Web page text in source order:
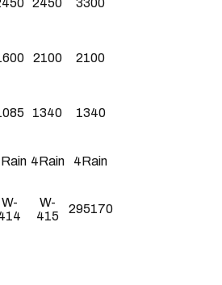
2100 2100
1340 1340
4Rain 4Rain
W-
W-
415
295170